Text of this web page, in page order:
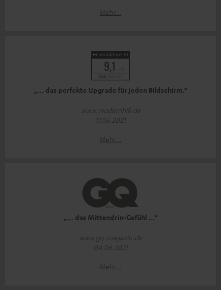
Mehr...
„… das perfekte Upgrade für jeden Bildschirm.“
www.modernhifi.de
17.06.2021
Mehr...
„… das Mittendrin-Gefühl …“
www.gq-magazin.de
04.06.2021
Mehr...